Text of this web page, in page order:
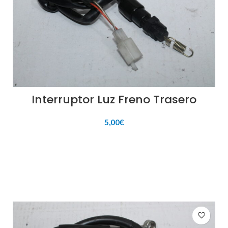
Interruptor Luz Freno Trasero
5,00€